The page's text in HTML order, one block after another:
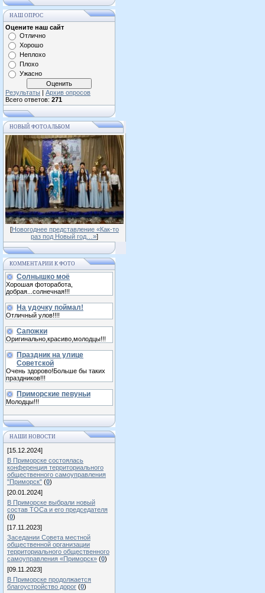
НАШ ОПРОС
Оцените наш сайт
Отлично
Хорошо
Неплохо
Плохо
Ужасно
Результаты | Архив опросов
Всего ответов: 271
НОВЫЙ ФОТОАЛЬБОМ
[Новогоднее представление «Как-то
раз под Новый год…»]
КОММЕНТАРИИ К ФОТО
Солнышко моё
Хорошая фоторабота,
добрая...солнечная!!!
На удочку поймал!
Отличный улов!!!!
Сапожки
Оригинально,красиво,молодцы!!!
Праздник на улице
Советской
Очень здорово!Больше бы таких
праздников!!!
Приморские певуньи
Молодцы!!!
НАШИ НОВОСТИ
[15.12.2024]
В Приморске состоялась
конференция территориального
общественного самоуправления
"Приморск" (0)
[20.01.2024]
В Приморске выбрали новый
состав ТОСа и его председателя
(0)
[17.11.2023]
Заседании Совета местной
общественной организации
территориального общественного
самоуправления «Приморск» (0)
[09.11.2023]
В Приморске продолжается
благоустройство дорог (0)